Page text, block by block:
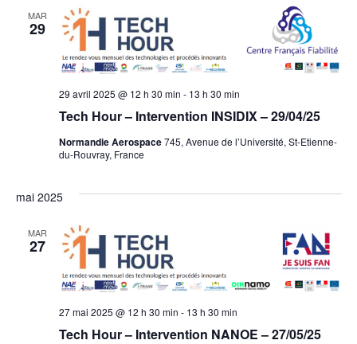
MAR
29
Tech Hour – Intervention INSIDIX – 29/04/25
29 avril 2025 @ 12 h 30 min - 13 h 30 min
Normandie Aerospace745, Avenue de l’Université, St-Etienne-
du-Rouvray, France
mai 2025
MAR
27
Tech Hour – Intervention NANOE – 27/05/25
27 mai 2025 @ 12 h 30 min - 13 h 30 min